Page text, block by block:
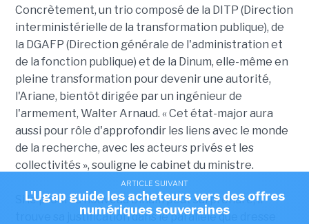
Concrètement, un trio composé de la DITP (Direction
interministérielle de la transformation publique), de
la DGAFP (Direction générale de l'administration et
de la fonction publique) et de la Dinum, elle-même en
pleine transformation pour devenir une autorité,
l'Ariane, bientôt dirigée par un ingénieur de
l'armement, Walter Arnaud. « Cet état-major aura
aussi pour rôle d'approfondir les liens avec le monde
de la recherche, avec les acteurs privés et les
collectivités », souligne le cabinet du ministre.
Si le profil du nouveau Dinum peut surprendre, il
trouve sa justification dans le parallèle que dresse
ARTICLE SUIVANT
L'Ugap guide les acheteurs vers des offres
numériques souveraines